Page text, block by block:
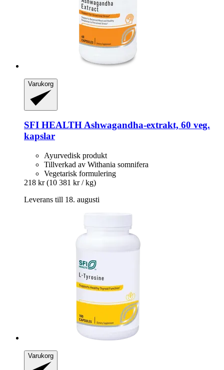
Varukorg
SFI HEALTHAshwagandha-​extrakt, 60 veg.
kapslar
Ayurvedisk produkt
Tillverkad av Withania somnifera
Vegetarisk formulering
218 kr (10 381 kr / kg)
Leverans till 18. augusti
Varukorg